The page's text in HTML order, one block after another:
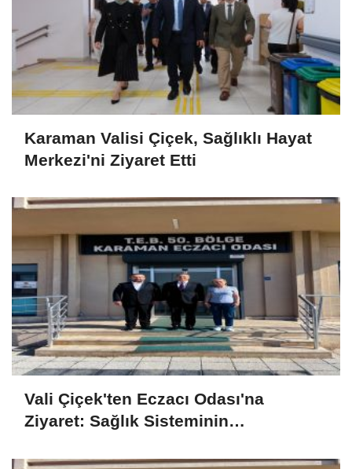
Karaman Valisi Çiçek, Sağlıklı Hayat
Merkezi'ni Ziyaret Etti
Vali Çiçek'ten Eczacı Odası'na
Ziyaret: Sağlık Sisteminin